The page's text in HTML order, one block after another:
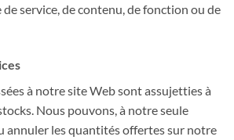
service, de contenu, de fonction ou de
à notre site Web sont assujetties à
Nous pouvons, à notre seule
annuler les quantités offertes sur notre